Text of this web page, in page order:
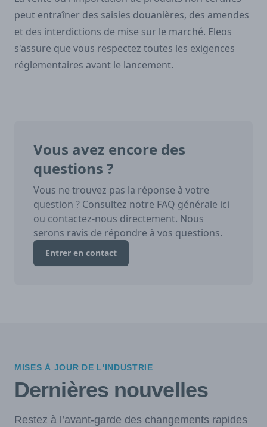
peut entraîner des saisies douanières, des amendes
et des interdictions de mise sur le marché. Eleos
s'assure que vous respectez toutes les exigences
réglementaires avant le lancement.
Vous avez encore des
questions ?
Vous ne trouvez pas la réponse à votre
question ? Consultez notre FAQ générale ici
ou contactez-nous directement. Nous
serons ravis de répondre à vos questions.
Entrer en contact
MISES À JOUR DE L'INDUSTRIE
Dernières nouvelles
Restez à l’avant-garde des changements rapides